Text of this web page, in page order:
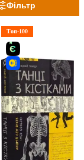
Фільтр
Топ-100